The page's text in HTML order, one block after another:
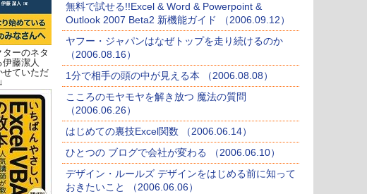
ターのネタ
藤潔人
せていただ
無料で試せる!!Excel & Word & Powerpoint &
Outlook 2007 Beta2 新機能ガイド （2006.09.12）
ヤフー・ジャパンはなぜトップを走り続けるのか
（2006.08.16）
1分で相手の頭の中が見える本 （2006.08.08）
こころのモヤモヤを解き放つ 魔法の質問
（2006.06.26）
はじめての裏技Excel関数 （2006.06.14）
ひとつの ブログで会社が変わる （2006.06.10）
デザイン・ルールズ デザインをはじめる前に知って
おきたいこと （2006.06.06）